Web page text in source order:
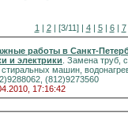
1 | 2| [3/11] | 4| 5| 6| 7
в Санкт-Петербурге по
и электрики . Замена труб,
машин,
(812)9273560
17:16:42